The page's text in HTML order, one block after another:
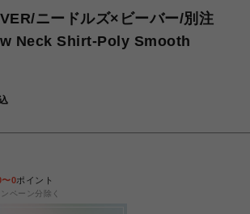
ニードルズ×ビーバー/別注
Neck Shirt-Poly Smooth
〜0ポイント
ペーン分除く